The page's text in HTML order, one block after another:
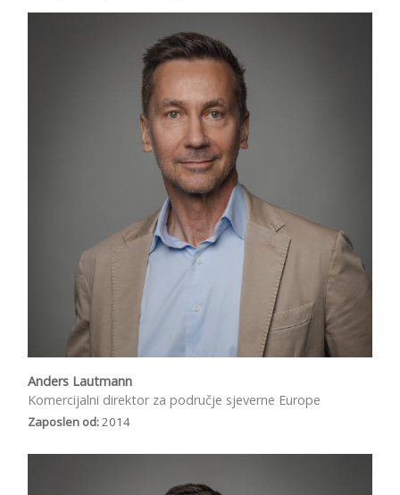
Anders Lautmann
Komercijalni direktor za područje sjeverne Europe
Zaposlen od:2014